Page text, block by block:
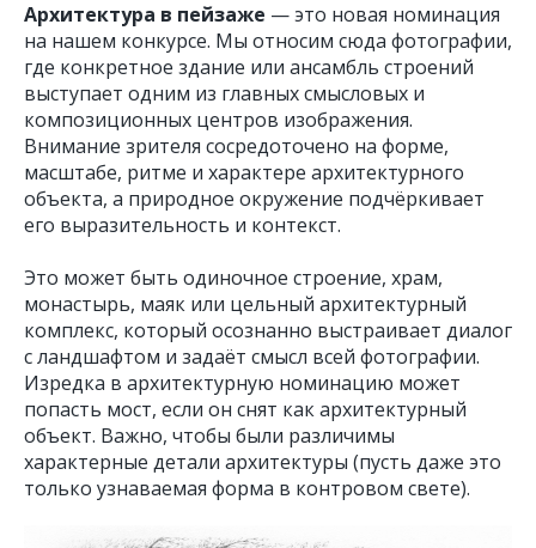
Архитектура в пейзаже — это новая номинация
на нашем конкурсе. Мы относим сюда фотографии,
где конкретное здание или ансамбль строений
выступает одним из главных смысловых и
композиционных центров изображения.
Внимание зрителя сосредоточено на форме,
масштабе, ритме и характере архитектурного
объекта, а природное окружение подчёркивает
его выразительность и контекст.
Это может быть одиночное строение, храм,
монастырь, маяк или цельный архитектурный
комплекс, который осознанно выстраивает диалог
с ландшафтом и задаёт смысл всей фотографии.
Изредка в архитектурную номинацию может
попасть мост, если он снят как архитектурный
объект. Важно, чтобы были различимы
характерные детали архитектуры (пусть даже это
только узнаваемая форма в контровом свете).